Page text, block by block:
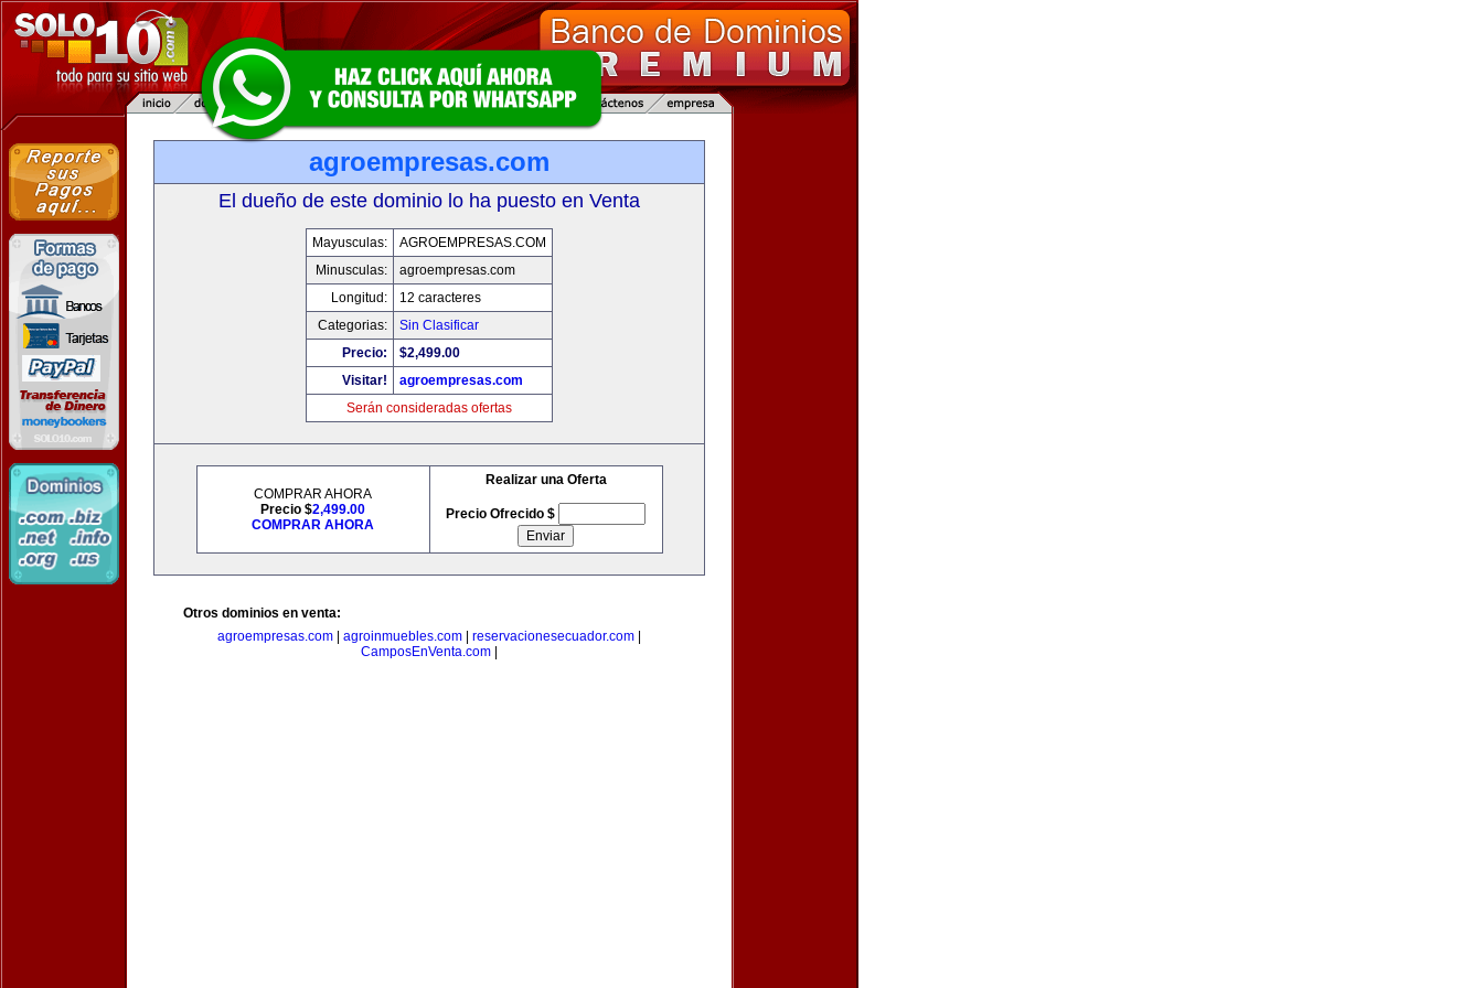
agroempresas.com
El dueño de este dominio lo ha puesto en Venta
Mayusculas:
AGROEMPRESAS.COM
Minusculas:
agroempresas.com
Longitud:
12 caracteres
Categorias:
Sin Clasificar
Precio:
$2,499.00
Visitar!
agroempresas.com
Serán consideradas ofertas
COMPRAR AHORA
Precio $2,499.00
COMPRAR AHORA
Realizar una Oferta
Precio Ofrecido $
Otros dominios en venta:
agroempresas.com
agroinmuebles.com reservacionesecuador.com
CamposEnVenta.com